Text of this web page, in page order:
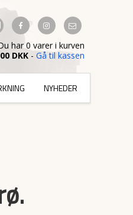
har 0 varer i kurven
DKK- Gå til kassen
NYHEDER